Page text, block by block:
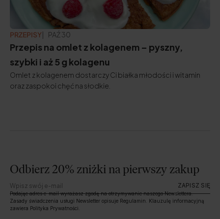
PRZEPISY ZAKTUALIZOWANO:
PAŹ 30
Przepis na omlet z kolagenem – pyszny,
szybki i aż 5 g kolagenu
Omlet z kolagenem dostarczy Ci białka młodości i witamin
oraz zaspokoi chęć na słodkie.
Odbierz 20% zniżki na pierwszy zakup
ZAPISZ SIĘ
Podając adres e-mail wyrażasz zgodę na otrzymywanie naszego Newslettera.
Zasady świadczenia usługi Newsletter opisuje Regulamin. Klauzulę informacyjną
zawiera Polityka Prywatności.